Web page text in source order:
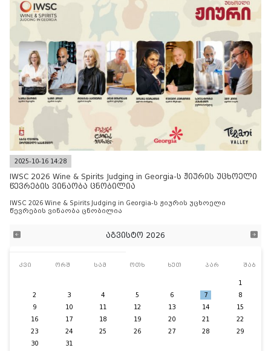
2025-10-16 14:28
IWSC 2026 Wine & Spirits Judging in Georgia-ს ჟიურის უცხოელი
წევრების ვინაობა ცნობილია
IWSC 2026 Wine & Spirits Judging in Georgia-ს ჟიურის უცხოელი
წევრების ვინაობა ცნობილია
აგვისტო 2026
კვი ორშ სამ ოთხ ხუთ პარ შაბ
1
2
3 4 5 6 7
8
9
10 11 12 13 14
15
16
17 18 19 20 21
22
23
24 25 26 27 28
29
30
31